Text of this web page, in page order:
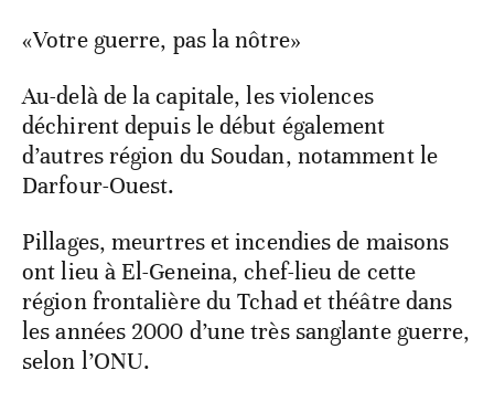
«Votre guerre, pas la nôtre»
Au-delà de la capitale, les violences
déchirent depuis le début également
d’autres région du Soudan, notamment le
Darfour-Ouest.
Pillages, meurtres et incendies de maisons
ont lieu à El-Geneina, chef-lieu de cette
région frontalière du Tchad et théâtre dans
les années 2000 d’une très sanglante guerre,
selon l’ONU.